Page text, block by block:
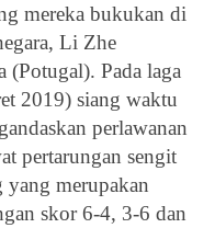
mereka bukukan di
Li Zhe
Pada laga
2019) siang waktu
perlawanan
pertarungan sengit
yang merupakan
skor 6-4, 3-6 dan